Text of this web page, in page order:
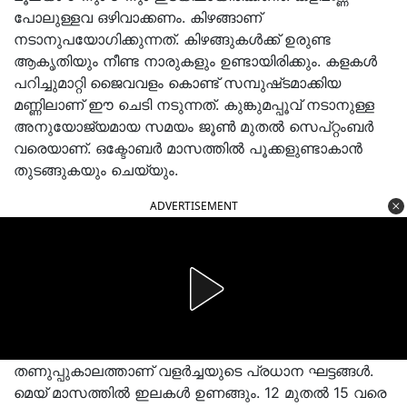
പോലുള്ളവ ഒഴിവാക്കണം. കിഴങ്ങാണ്
നടാനുപയോഗിക്കുന്നത്. കിഴങ്ങുകള്‍ക്ക് ഉരുണ്ട
ആകൃതിയും നീണ്ട നാരുകളും ഉണ്ടായിരിക്കും. കളകള്‍
പറിച്ചുമാറ്റി ജൈവവളം കൊണ്ട് സമ്പുഷ്‍ടമാക്കിയ
മണ്ണിലാണ് ഈ ചെടി നടുന്നത്. കുങ്കുമപ്പൂവ് നടാനുള്ള
അനുയോജ്യമായ സമയം ജൂണ്‍ മുതല്‍ സെപ്റ്റംബര്‍
വരെയാണ്. ഒക്ടോബര്‍ മാസത്തില്‍ പൂക്കളുണ്ടാകാന്‍
തുടങ്ങുകയും ചെയ്യും.
ADVERTISEMENT
തണുപ്പുകാലത്താണ് വളര്‍ച്ചയുടെ പ്രധാന ഘട്ടങ്ങള്‍.
മെയ് മാസത്തില്‍ ഇലകള്‍ ഉണങ്ങും. 12 മുതല്‍ 15 വരെ